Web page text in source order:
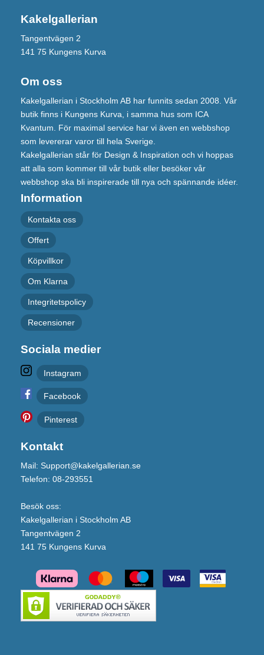
Kakelgallerian
Tangentvägen 2
141 75 Kungens Kurva
Om oss
Kakelgallerian i Stockholm AB har funnits sedan 2008. Vår
butik finns i Kungens Kurva, i samma hus som ICA
Kvantum. För maximal service har vi även en webbshop
som levererar varor till hela Sverige.
Kakelgallerian står för Design & Inspiration och vi hoppas
att alla som kommer till vår butik eller besöker vår
webbshop ska bli inspirerade till nya och spännande idéer.
Information
Kontakta oss
Offert
Köpvillkor
Om Klarna
Integritetspolicy
Recensioner
Sociala medier
Instagram
Facebook
Pinterest
Kontakt
Mail: Support@kakelgallerian.se
Telefon: 08-293551
Besök oss:
Kakelgallerian i Stockholm AB
Tangentvägen 2
141 75 Kungens Kurva